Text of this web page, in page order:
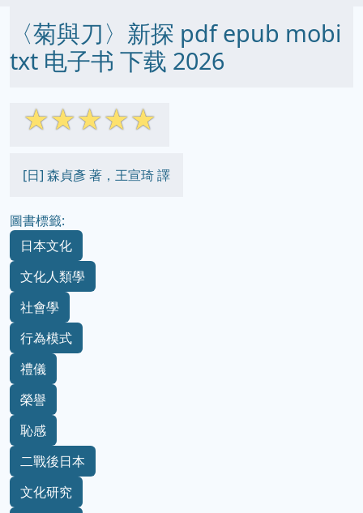
〈菊與刀〉新探 pdf epub mobi
txt 电子书 下载 2026
☆☆☆☆☆
[日] 森貞彥 著，王宣琦 譯
圖書標籤:
日本文化
文化人類學
社會學
行為模式
禮儀
榮譽
恥感
二戰後日本
文化研究